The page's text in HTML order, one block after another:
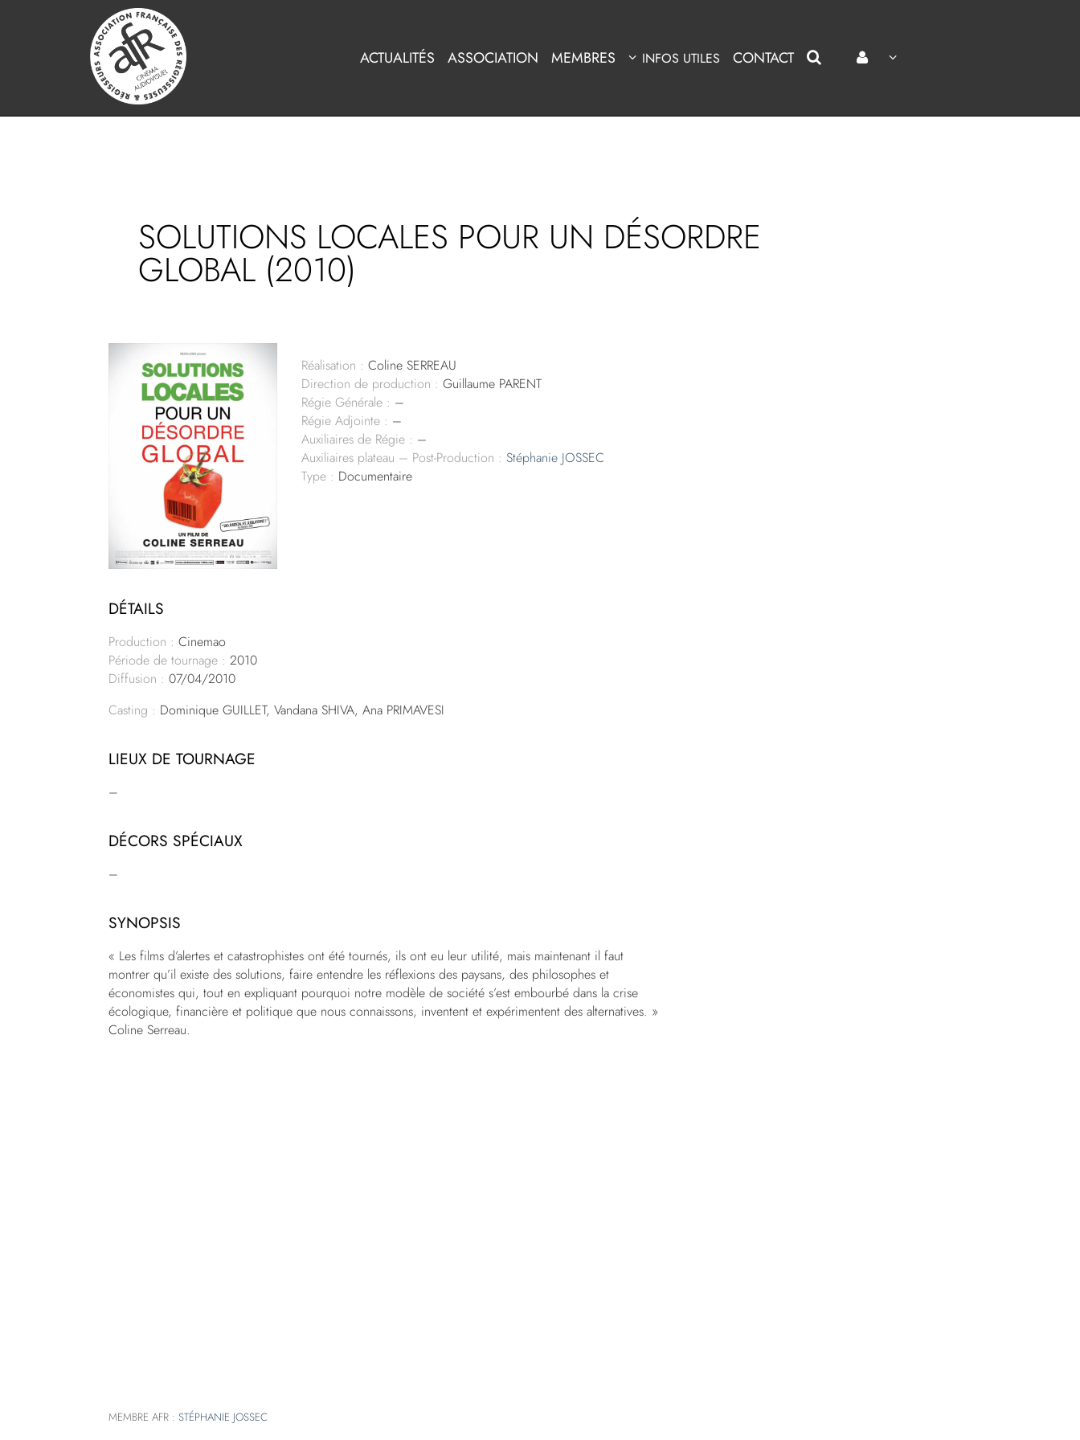
ACTUALITÉS ASSOCIATION MEMBRES INFOS UTILES CONTACT
SOLUTIONS LOCALES POUR UN DÉSORDRE
GLOBAL (2010)
Réalisation : Coline SERREAU
Direction de production : Guillaume PARENT
Régie Générale : –
Régie Adjointe : –
Auxiliaires de Régie : –
Auxiliaires plateau – Post-Production : Stéphanie JOSSEC
Type : Documentaire
DÉTAILS
Production : Cinemao
Période de tournage : 2010
Diffusion : 07/04/2010
Casting : Dominique GUILLET, Vandana SHIVA, Ana PRIMAVESI
LIEUX DE TOURNAGE
–
DÉCORS SPÉCIAUX
–
SYNOPSIS
« Les films d’alertes et catastrophistes ont été tournés, ils ont eu leur utilité, mais maintenant il faut
montrer qu’il existe des solutions, faire entendre les réflexions des paysans, des philosophes et
économistes qui, tout en expliquant pourquoi notre modèle de société s’est embourbé dans la crise
écologique, financière et politique que nous connaissons, inventent et expérimentent des alternatives. »
Coline Serreau.
MEMBRE AFR : STÉPHANIE JOSSEC